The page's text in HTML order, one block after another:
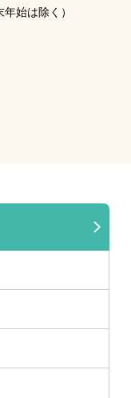
始は除く）